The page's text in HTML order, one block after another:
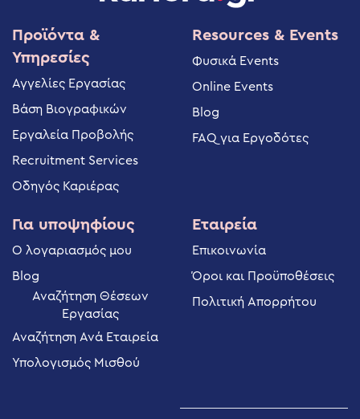
Προϊόντα &
Υπηρεσίες
Αγγελίες Εργασίας
Βάση Βιογραφικών
Εργαλεία Προβολής
Recruitment Services
Οδηγός Καριέρας
Resources & Events
Φυσικά Events
Online Events
Blog
FAQ για Εργοδότες
Για υποψηφίους
Ο λογαριασμός μου
Blog
Αναζήτηση Θέσεων
Εργασίας
Αναζήτηση Ανά Εταιρεία
Υπολογισμός Μισθού
Εταιρεία
Επικοινωνία
Όροι και Προϋποθέσεις
Πολιτική Απορρήτου